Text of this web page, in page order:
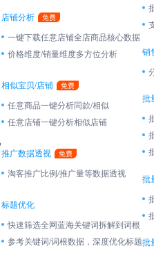
店铺分析
一键下载任意店铺全店商品核心数据
价格维度/销量维度多方位分析
相似宝贝/店铺
任意商品一键分析同款/相似
任意店铺一键分析相似店铺
推广数据透视
淘客推广比例/推广量等数据透视
标题优化
快速筛选全网蓝海关键词拆解到词根
参考关键词/词根数据，深度优化标题
销
批
批
批